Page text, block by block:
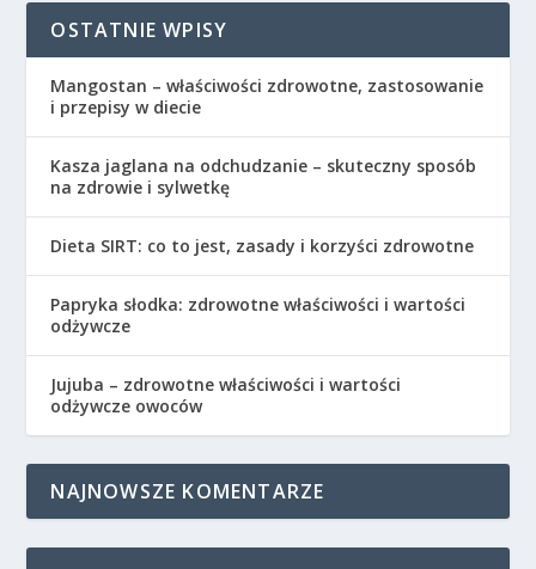
OSTATNIE WPISY
Mangostan – właściwości zdrowotne, zastosowanie
i przepisy w diecie
Kasza jaglana na odchudzanie – skuteczny sposób
na zdrowie i sylwetkę
Dieta SIRT: co to jest, zasady i korzyści zdrowotne
Papryka słodka: zdrowotne właściwości i wartości
odżywcze
Jujuba – zdrowotne właściwości i wartości
odżywcze owoców
NAJNOWSZE KOMENTARZE